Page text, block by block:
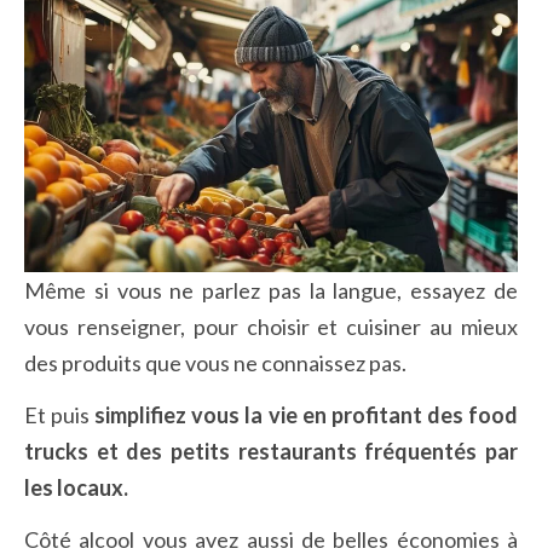
Même si vous ne parlez pas la langue, essayez de
vous renseigner, pour choisir et cuisiner au mieux
des produits que vous ne connaissez pas.
Et puis simplifiez vous la vie en profitant des food
trucks et des petits restaurants fréquentés par
les locaux.
Côté alcool vous avez aussi de belles économies à